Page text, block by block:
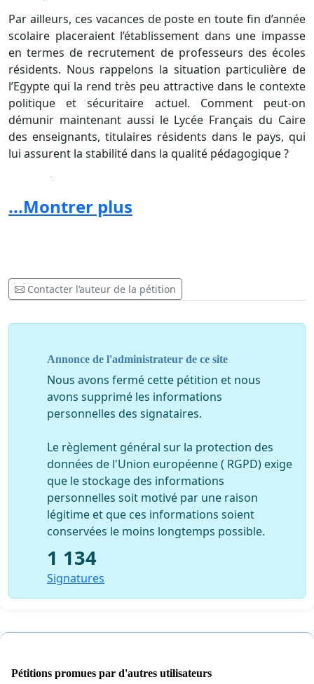
Par ailleurs, ces vacances de poste en toute fin d’année
scolaire placeraient l’établissement dans une impasse
en termes de recrutement de professeurs des écoles
résidents. Nous rappelons la situation particulière de
l’Egypte qui la rend très peu attractive dans le contexte
politique et sécuritaire actuel. Comment peut-on
démunir maintenant aussi le Lycée Français du Caire
des enseignants, titulaires résidents dans le pays, qui
lui assurent la stabilité dans la qualité pédagogique ?
Nous déplorons aussi l’absence de communication et le
manque de transparence sur les démarches
entreprises par l’AEFE auprès du ministère et des
nous place dans une grande incertitude face au
traitement qui sera réservé aux résidents titulaires de
collègues sera diffusée.
Nous sollicitons une intercession de votre part et nous
vous saurons gré de tout ce que vous pourrez
entreprendre en vue de l’annulation de ces décisions et
du renouvellement des deux détachements de nos
collègues une nouvelle durée de trois ans.
Veuillez agréer, Monsieur le Directeur, l’expression de
nos salutations les plus respectueuses,
Le bureau de la FSU du LFC
...Montrer plus
Contacter l’auteur de la pétition
Annonce de l'administrateur de ce site
Nous avons fermé cette pétition et nous
avons supprimé les informations
personnelles des signataires.
Le règlement général sur la protection des
données de l'Union européenne ( RGPD) exige
que le stockage des informations
personnelles soit motivé par une raison
légitime et que ces informations soient
conservées le moins longtemps possible.
1 134
Signatures
Pétitions promues par d'autres utilisateurs